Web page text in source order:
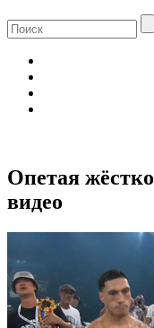
Опетая
видео